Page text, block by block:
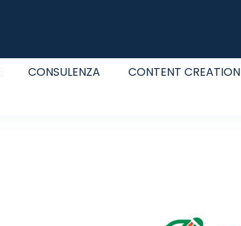
CONSULENZA CONTENT CREATION